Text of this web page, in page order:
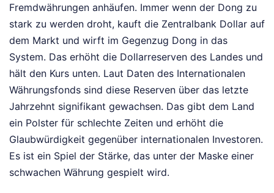
Fremdwährungen anhäufen. Immer wenn der Dong zu
stark zu werden droht, kauft die Zentralbank Dollar auf
dem Markt und wirft im Gegenzug Dong in das
System. Das erhöht die Dollarreserven des Landes und
hält den Kurs unten. Laut Daten des Internationalen
Währungsfonds sind diese Reserven über das letzte
Jahrzehnt signifikant gewachsen. Das gibt dem Land
ein Polster für schlechte Zeiten und erhöht die
Glaubwürdigkeit gegenüber internationalen Investoren.
Es ist ein Spiel der Stärke, das unter der Maske einer
schwachen Währung gespielt wird.